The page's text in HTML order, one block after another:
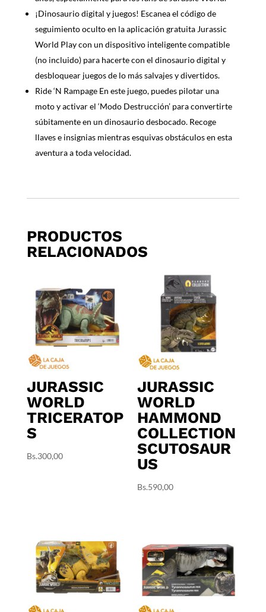
¡Dinosaurio digital y juegos! Escanea el código de
seguimiento oculto en la aplicación gratuita Jurassic
World Play con un dispositivo inteligente compatible
(no incluido) para hacerte con el dinosaurio digital y
desbloquear juegos de lo más salvajes y divertidos.
Ride ‘N Rampage En este juego, puedes pilotar una
moto y activar el ‘Modo Destrucción’ para convertirte
súbitamente en un dinosaurio desbocado. Recoge
llaves e insignias mientras esquivas obstáculos en esta
aventura a toda velocidad.
PRODUCTOS
RELACIONADOS
JURASSIC
WORLD
TRICERATOP
S
Bs.300,00
JURASSIC
WORLD
HAMMOND
COLLECTION
SCUTOSAUR
US
Bs.590,00